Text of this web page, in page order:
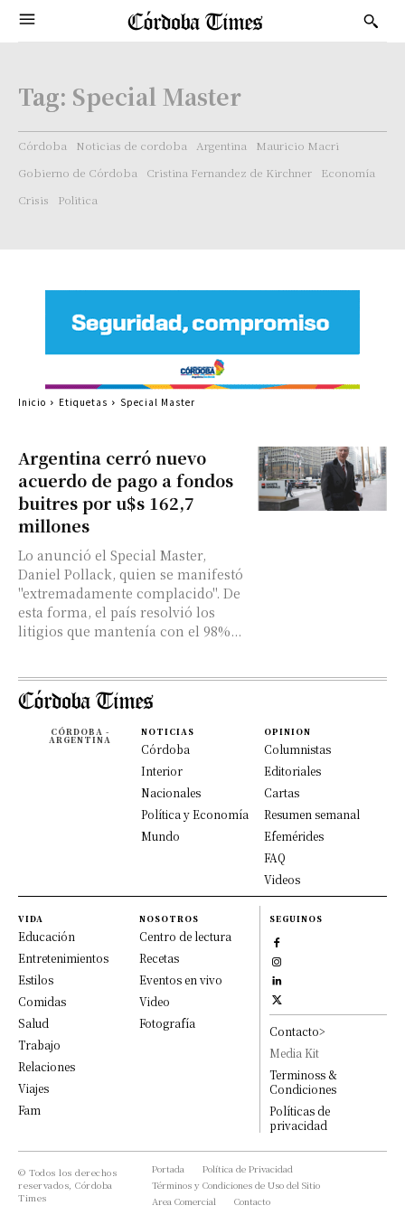
Tag: Special Master
Córdoba Noticias de cordoba Argentina
Mauricio Macri
Gobierno de Córdoba
Cristina Fernandez de Kirchner
Economía
Crisis
Politica
Argentina cerró nuevo
acuerdo de pago a fondos
buitres por u$s 162,7
millones
Lo anunció el Special Master,
Daniel Pollack, quien se manifestó
"extremadamente complacido". De
esta forma, el país resolvió los
litigios que mantenía con el 98%...
Inicio Etiquetas Special Master
CÓRDOBA -
ARGENTINA
NOTICIAS
Córdoba
Interior
Nacionales
Política y Economía
Mundo
OPINION
Columnistas
Editoriales
Cartas
Resumen semanal
Efemérides
FAQ
Videos
VIDA
Educación
Entretenimientos
Estilos
Comidas
Salud
Trabajo
Relaciones
Viajes
Fam
NOSOTROS
Centro de lectura
Recetas
Eventos en vivo
Video
Fotografía
SEGUINOS
Contacto>
Media Kit
Terminoss &
Condiciones
Políticas de
privacidad
© Todos los derechos
reservados, Córdoba
Times
Portada
Política de Privacidad
Términos y Condiciones de Uso del Sitio
Area Comercial
Contacto